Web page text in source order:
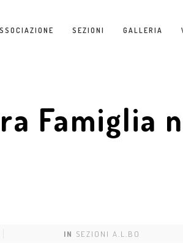
SEZIONI GALLERIA
Famiglia
IN SEZIONI A.L.BO